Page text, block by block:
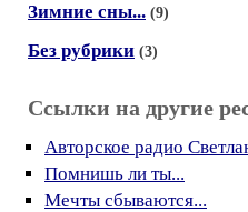
Зимние сны... (9)
Без рубрики (3)
Ссылки на другие
Авторское радио
Помнишь ли ты...
Мечты сбываются...